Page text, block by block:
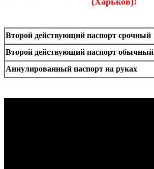
Второй действующий паспорт срочный
Второй действующий паспорт обычный
Аннулированный паспорт на руках